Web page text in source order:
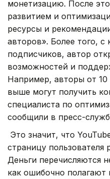
монетизацию. После
развитием и
ресурсы и
авторов». Более того,
подписчиков, автор
возможностей и
Например, авторы от
выше могут получить
специалиста по
сообщили в пресс-
Это значит, что
страницу
Деньги перечисляются
как ошибочно полагают